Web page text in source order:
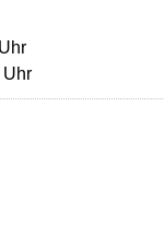
Uhr